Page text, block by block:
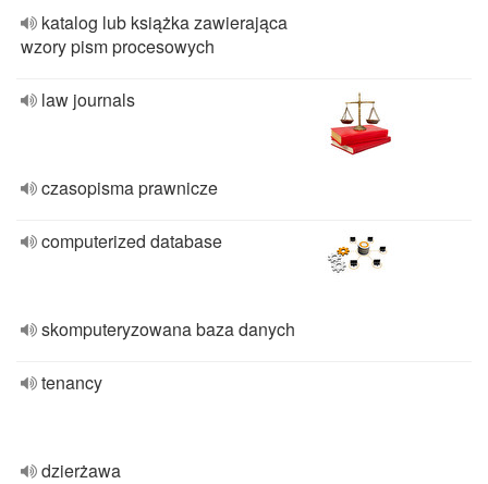
katalog lub książka zawierająca
wzory pism procesowych
law journals
czasopisma prawnicze
computerized database
skomputeryzowana baza danych
tenancy
dzierżawa